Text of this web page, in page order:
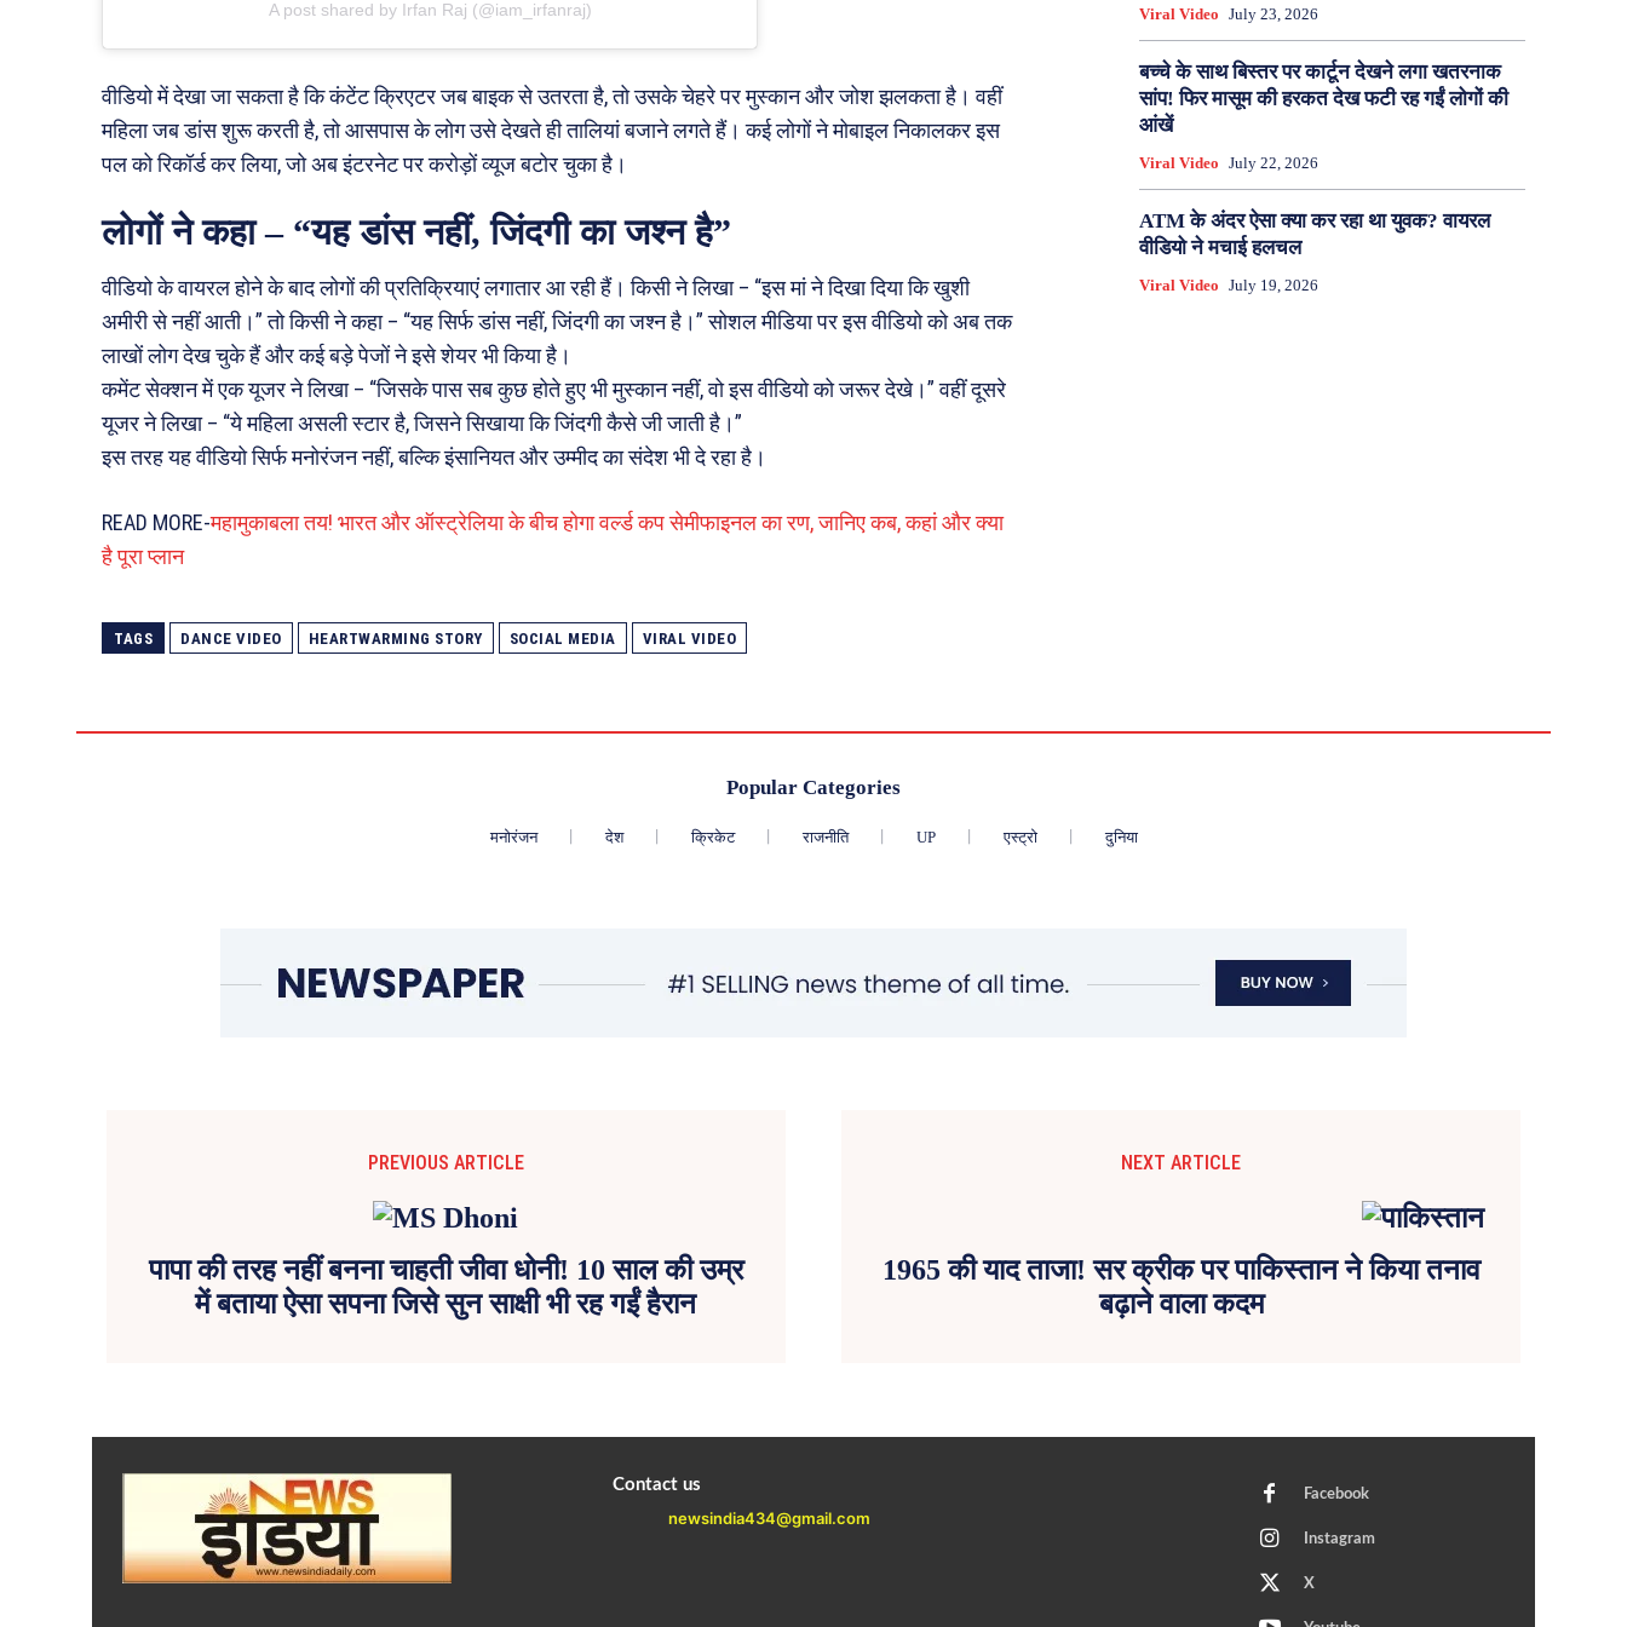
A post shared by Irfan Raj (@iam_irfanraj)
वीडियो में देखा जा सकता है कि कंटेंट क्रिएटर जब बाइक से उतरता है, तो उसके चेहरे पर मुस्कान और जोश झलकता है। वहीं
महिला जब डांस शुरू करती है, तो आसपास के लोग उसे देखते ही तालियां बजाने लगते हैं। कई लोगों ने मोबाइल निकालकर इस
पल को रिकॉर्ड कर लिया, जो अब इंटरनेट पर करोड़ों व्यूज बटोर चुका है।
लोगों ने कहा – “यह डांस नहीं, जिंदगी का जश्न है”
वीडियो के वायरल होने के बाद लोगों की प्रतिक्रियाएं लगातार आ रही हैं। किसी ने लिखा – “इस मां ने दिखा दिया कि खुशी
अमीरी से नहीं आती।” तो किसी ने कहा – “यह सिर्फ डांस नहीं, जिंदगी का जश्न है।” सोशल मीडिया पर इस वीडियो को अब तक
लाखों लोग देख चुके हैं और कई बड़े पेजों ने इसे शेयर भी किया है।
कमेंट सेक्शन में एक यूजर ने लिखा – “जिसके पास सब कुछ होते हुए भी मुस्कान नहीं, वो इस वीडियो को जरूर देखे।” वहीं दूसरे
यूजर ने लिखा – “ये महिला असली स्टार है, जिसने सिखाया कि जिंदगी कैसे जी जाती है।”
इस तरह यह वीडियो सिर्फ मनोरंजन नहीं, बल्कि इंसानियत और उम्मीद का संदेश भी दे रहा है।
READ MORE-महामुकाबला तय! भारत और ऑस्ट्रेलिया के बीच होगा वर्ल्ड कप सेमीफाइनल का रण, जानिए कब, कहां और क्या
है पूरा प्लान
TAGS DANCE VIDEO HEARTWARMING STORY SOCIAL MEDIA VIRAL VIDEO
Viral Video July 23, 2026
बच्चे के साथ बिस्तर पर कार्टून देखने लगा खतरनाक
सांप! फिर मासूम की हरकत देख फटी रह गईं लोगों की
आंखें
Viral Video July 22, 2026
ATM के अंदर ऐसा क्या कर रहा था युवक? वायरल
वीडियो ने मचाई हलचल
Viral Video July 19, 2026
Popular Categories
मनोरंजन देश क्रिकेट राजनीति UP एस्ट्रो दुनिया
PREVIOUS ARTICLE
पापा की तरह नहीं बनना चाहती जीवा धोनी! 10 साल की उम्र
में बताया ऐसा सपना जिसे सुन साक्षी भी रह गईं हैरान
NEXT ARTICLE
1965 की याद ताजा! सर क्रीक पर पाकिस्तान ने किया तनाव
बढ़ाने वाला कदम
Contact us
newsindia434@gmail.com
Facebook
Instagram
X